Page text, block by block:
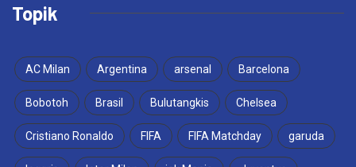
Topik
AC Milan Argentina arsenal Barcelona
Bobotoh Brasil Bulutangkis Chelsea
Cristiano Ronaldo FIFA FIFA Matchday garuda